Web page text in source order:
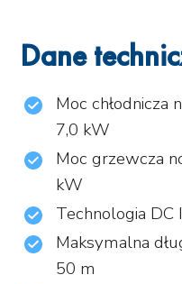
Dane
Moc chłodnicza
7,0 kW
Moc grzewcza
kW
Technologia
Maksymalna
50 m